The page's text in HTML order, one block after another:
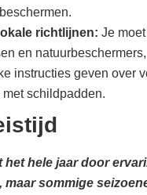
richtlijnen: Je
en
instructies geven over
met schildpadden.
het hele jaar door
sommige